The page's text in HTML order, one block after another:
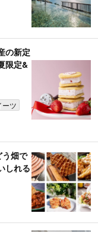
の新定
限定&
ーツ
畑で
しれる